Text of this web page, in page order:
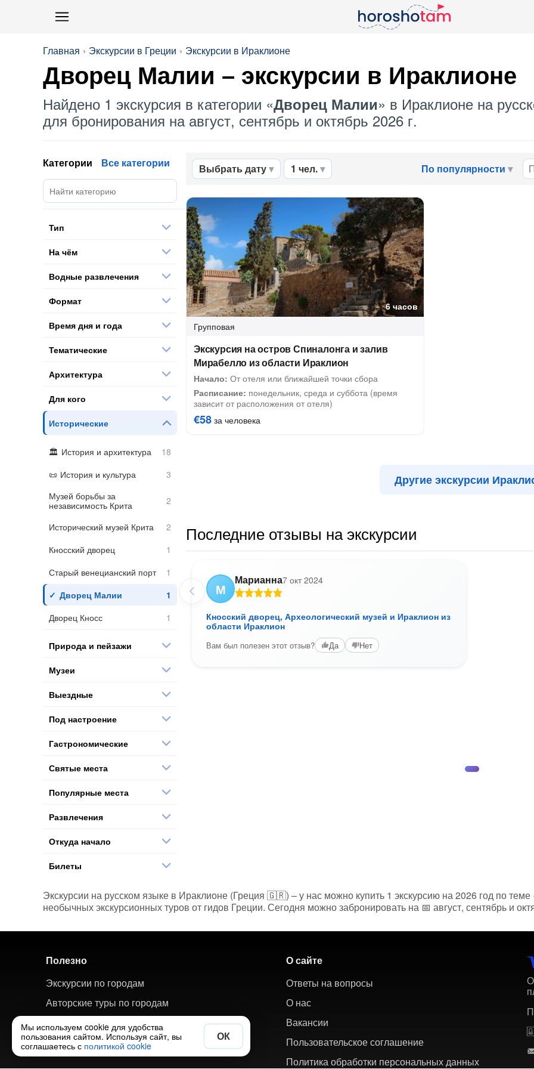
Главная Экскурсии в Греции Экскурсии в Ираклионе
Дворец Малии – экскурсии в Ираклионе
Найдено 1 экскурсия в категории «Дворец Малии» в Ираклионе на
для бронирования на август, сентябрь и октябрь 2026 г.
Выбрать дату 1 чел. По популярности
6 часов
Групповая
Экскурсия на остров Спиналонга и залив
Мирабелло из области Ираклион
Начало: От отеля или ближайшей точки сбора
Расписание: понедельник, среда и суббота (время
зависит от расположения от отеля)
€58 за человека
Другие экскурсии
Последние отзывы на экскурсии
М
Марианна7 окт 2024
Кносский дворец, Археологический музей и Ираклион из
области Ираклион
Вам был полезен этот отзыв? Да Нет
Категории Все категории
Тип
На чём
Водные развлечения
Формат
Время дня и года
Тематические
Архитектура
Для кого
Исторические
История и архитектура
История и культура
Музей борьбы за
независимость Крита
Исторический музей Крита
Кносский дворец
Старый венецианский порт
Дворец Малии
Дворец Кносс
Природа и пейзажи
Музеи
Выездные
Под настроение
Гастрономические
Святые места
Популярные места
Развлечения
Откуда начало
Билеты
Экскурсии на русском языке в Ираклионе (Греция 🇬🇷) – у нас можно купить 1 экскурсию на 2026 год по
необычных экскурсионных туров от гидов Греции. Сегодня можно забронировать на 📅 август, сентябрь и
Полезно
Экскурсии по городам
Авторские туры по городам
Путеводитель по странам и городам
Добавить свою экскурсию
О сайте
Ответы на вопросы
О нас
Вакансии
Пользовательское соглашение
Политика обработки персональных данных
Мы используем cookie для удобства
пользования сайтом. Используя сайт, вы
соглашаетесь с политикой cookie
ОК